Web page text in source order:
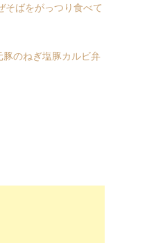
そばをがっつり食べて
のねぎ塩豚カルビ弁